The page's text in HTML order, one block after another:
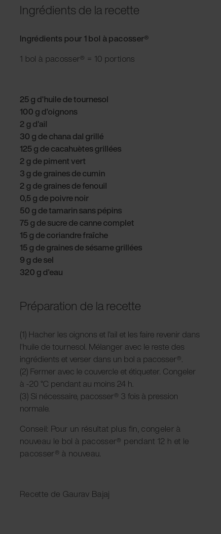
Ingrédients de la recette
Ingrédients pour 1 bol à pacosser®
1 bol à pacosser® = 10 portions
25 g d'huile de tournesol
100 g d'oignons
2 g d'ail
30 g de chana dal grillé
125 g de cacahuètes grillées
2 g de piment vert
3 g de graines de cumin
2 g de graines de fenouil
0,5 g de poivre noir
50 g de tamarin sans pépins
75 g de sucre de canne complet
15 g de coriandre fraîche
15 g de graines de sésame grillées
9 g de sel
320 g d'eau
Préparation de la recette
(1) Hacher les oignons et l'ail et les faire revenir dans
l'huile de tournesol. Mélanger avec le reste des
ingrédients et verser dans un bol a pacosser®.
(2) Fermer avec le couvercle et étiqueter. Congeler
à -20 °C pendant au moins 24 h.
(3) Si nécessaire, pacosser® 3 fois à pression
normale.
Conseil: Pour un résultat plus fin, congeler à
nouveau le bol à pacosser® pendant 12 h et le
pacosser® à nouveau.
Recette de Gaurav Bajaj